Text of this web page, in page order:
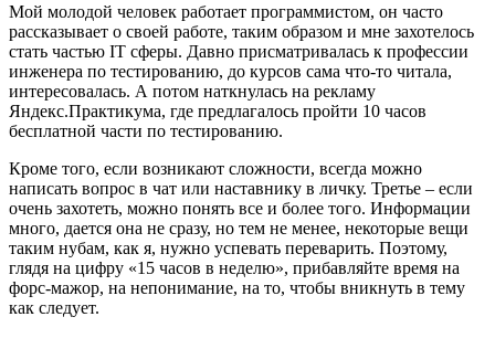
Мой молодой человек работает программистом, он часто
рассказывает о своей работе, таким образом и мне захотелось
стать частью IT сферы. Давно присматривалась к профессии
инженера по тестированию, до курсов сама что-то читала,
интересовалась. А потом наткнулась на рекламу
Яндекс.Практикума, где предлагалось пройти 10 часов
бесплатной части по тестированию.
Кроме того, если возникают сложности, всегда можно
написать вопрос в чат или наставнику в личку. Третье – если
очень захотеть, можно понять все и более того. Информации
много, дается она не сразу, но тем не менее, некоторые вещи
таким нубам, как я, нужно успевать переварить. Поэтому,
глядя на цифру «15 часов в неделю», прибавляйте время на
форс-мажор, на непонимание, на то, чтобы вникнуть в тему
как следует.